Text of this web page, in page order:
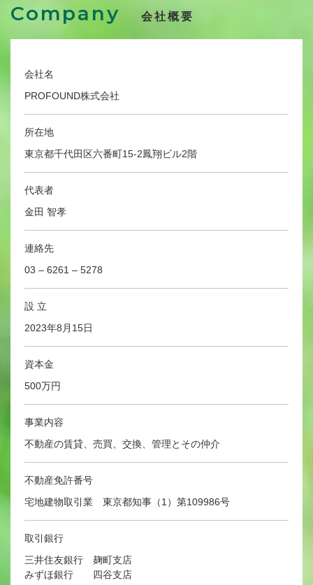
Company 会社概要
会社名
PROFOUND株式会社
所在地
東京都千代田区六番町15-2鳳翔ビル2階
代表者
金田 智孝
連絡先
03 – 6261 – 5278
設 立
2023年8月15日
資本金
500万円
事業内容
不動産の賃貸、売買、交換、管理とその仲介
不動産免許番号
宅地建物取引業 東京都知事（1）第109986号
取引銀行
三井住友銀行 麹町支店
みずほ銀行 四谷支店